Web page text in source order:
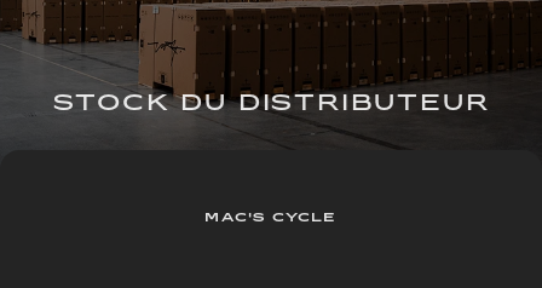
STOCK DU DISTRIBUTEUR
MAC'S CYCLE